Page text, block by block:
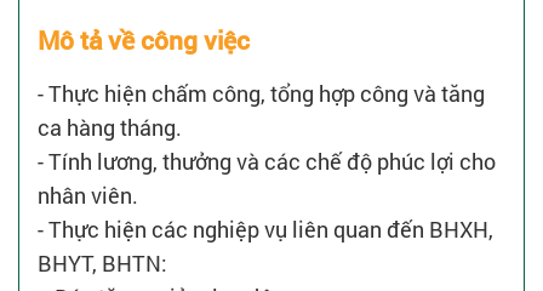
Mô tả về công việc
- Thực hiện chấm công, tổng hợp công và tăng
ca hàng tháng.
- Tính lương, thưởng và các chế độ phúc lợi cho
nhân viên.
- Thực hiện các nghiệp vụ liên quan đến BHXH,
BHYT, BHTN: